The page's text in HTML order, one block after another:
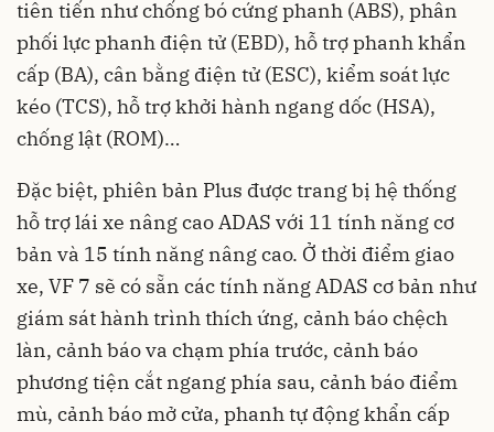
tiên tiến như chống bó cứng phanh (ABS), phân
phối lực phanh điện tử (EBD), hỗ trợ phanh khẩn
cấp (BA), cân bằng điện tử (ESC), kiểm soát lực
kéo (TCS), hỗ trợ khởi hành ngang dốc (HSA),
chống lật (ROM)…
Đặc biệt, phiên bản Plus được trang bị hệ thống
hỗ trợ lái xe nâng cao ADAS với 11 tính năng cơ
bản và 15 tính năng nâng cao. Ở thời điểm giao
xe, VF 7 sẽ có sẵn các tính năng ADAS cơ bản như
giám sát hành trình thích ứng, cảnh báo chệch
làn, cảnh báo va chạm phía trước, cảnh báo
phương tiện cắt ngang phía sau, cảnh báo điểm
mù, cảnh báo mở cửa, phanh tự động khẩn cấp